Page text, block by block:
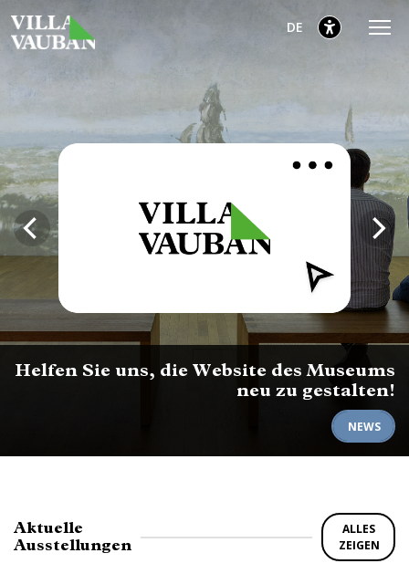
Zum
Hauptmenü
gehen
Zum
Inhalt
gehen
Zur
Fußzeile
gehen
Deutsch
DE
Helfen Sie uns, die Website des Museums
neu zu gestalten!
NEWS
Aktuelle
Ausstellungen
ALLES
ZEIGEN